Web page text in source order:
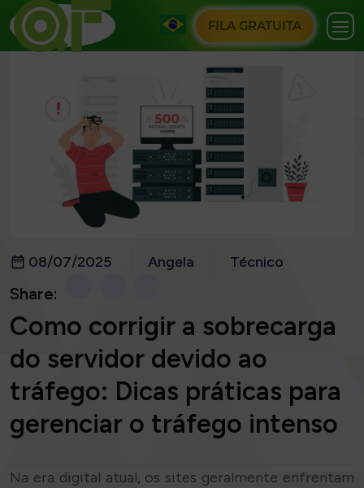
FILA GRATUITA
08/07/2025 Angela Técnico
Share:
Como corrigir a sobrecarga
do servidor devido ao
tráfego: Dicas práticas para
gerenciar o tráfego intenso
Na era digital atual, os sites geralmente enfrentam